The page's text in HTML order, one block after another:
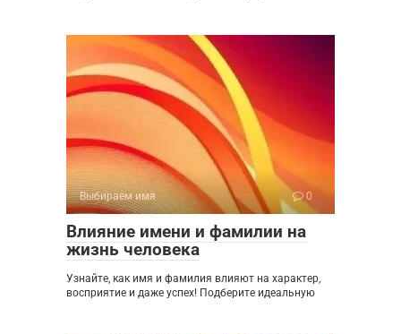
Выбираем имя 0
Влияние имени и фамилии на
жизнь человека
Узнайте, как имя и фамилия влияют на характер,
восприятие и даже успех! Подберите идеальную